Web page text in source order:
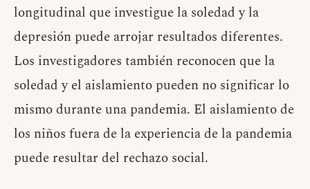
longitudinal que investigue la soledad y la
depresión puede arrojar resultados diferentes.
Los investigadores también reconocen que la
soledad y el aislamiento pueden no significar lo
mismo durante una pandemia. El aislamiento de
los niños fuera de la experiencia de la pandemia
puede resultar del rechazo social.